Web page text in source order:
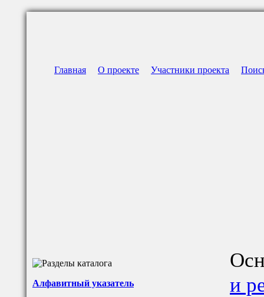
Главная О проекте Участники проекта
Алфавитный указатель
и